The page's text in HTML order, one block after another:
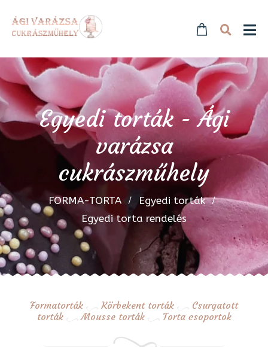
Egyedi torták - Ági
varázsa
cukrászműhely
FORMA-TORTA
Egyedi torták
Egyedi torta rendelés
Formatorták Körbekent torták
Csurgatott
torták
Mousse torták Torta csoportok